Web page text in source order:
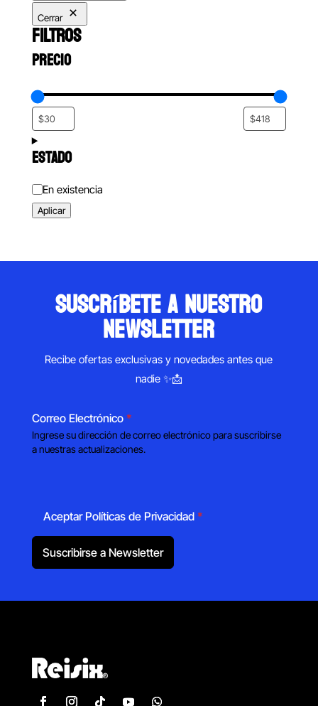
Cerrar
FILTROS
PRECIO
ESTADO
Estado
En existencia
Aplicar
suscríbete a nuestro
newsletter
Recibe ofertas exclusivas y novedades antes que
nadie ✨📩
Correo Electrónico *
Ingrese su dirección de correo electrónico para suscribirse
a nuestras actualizaciones.
Aceptar Políticas de Privacidad *
Suscribirse a Newsletter